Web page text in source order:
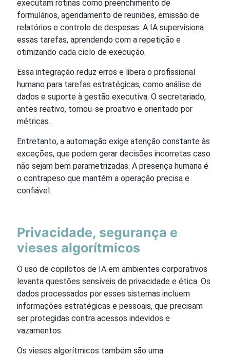
executam rotinas como preenchimento de
formulários, agendamento de reuniões, emissão de
relatórios e controle de despesas. A IA supervisiona
essas tarefas, aprendendo com a repetição e
otimizando cada ciclo de execução.
Essa integração reduz erros e libera o profissional
humano para tarefas estratégicas, como análise de
dados e suporte à gestão executiva. O secretariado,
antes reativo, tornou-se proativo e orientado por
métricas.
Entretanto, a automação exige atenção constante às
exceções, que podem gerar decisões incorretas caso
não sejam bem parametrizadas. A presença humana é
o contrapeso que mantém a operação precisa e
confiável.
Privacidade, segurança e
vieses algorítmicos
O uso de copilotos de IA em ambientes corporativos
levanta questões sensíveis de privacidade e ética. Os
dados processados por esses sistemas incluem
informações estratégicas e pessoais, que precisam
ser protegidas contra acessos indevidos e
vazamentos.
Os vieses algorítmicos também são uma